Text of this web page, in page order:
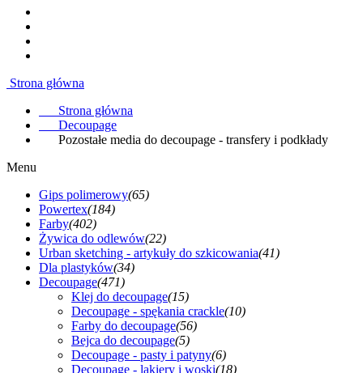
Strona główna
Strona główna
Decoupage
Pozostałe media do decoupage - transfery i podkłady
Menu
Gips polimerowy(65)
Powertex(184)
Farby(402)
Żywica do odlewów(22)
Urban sketching - artykuły do szkicowania(41)
Dla plastyków(34)
Decoupage(471)
Klej do decoupage(15)
Decoupage - spękania crackle(10)
Farby do decoupage(56)
Bejca do decoupage(5)
Decoupage - pasty i patyny(6)
Decoupage - lakiery i woski(18)